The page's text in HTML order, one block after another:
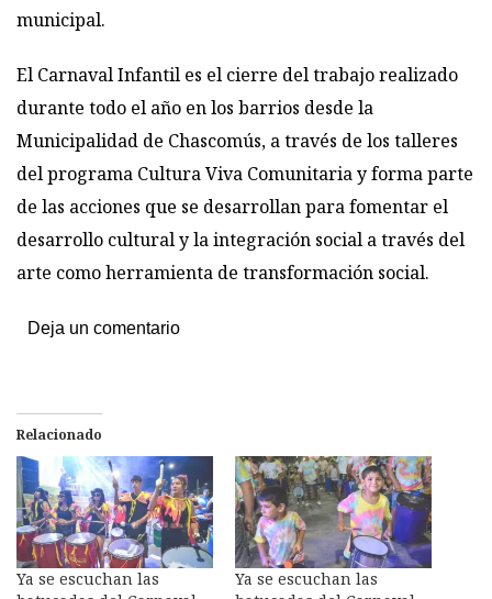
municipal.
El Carnaval Infantil es el cierre del trabajo realizado
durante todo el año en los barrios desde la
Municipalidad de Chascomús, a través de los talleres
del programa Cultura Viva Comunitaria y forma parte
de las acciones que se desarrollan para fomentar el
desarrollo cultural y la integración social a través del
arte como herramienta de transformación social.
Deja un comentario
Relacionado
Ya se escuchan las
Ya se escuchan las